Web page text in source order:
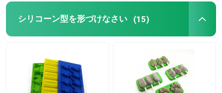
シリコーン型を形づけなさい (15)